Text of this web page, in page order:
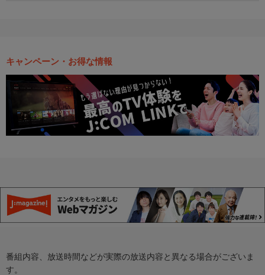
キャンペーン・お得な情報
番組内容、放送時間などが実際の放送内容と異なる場合がございま
す。